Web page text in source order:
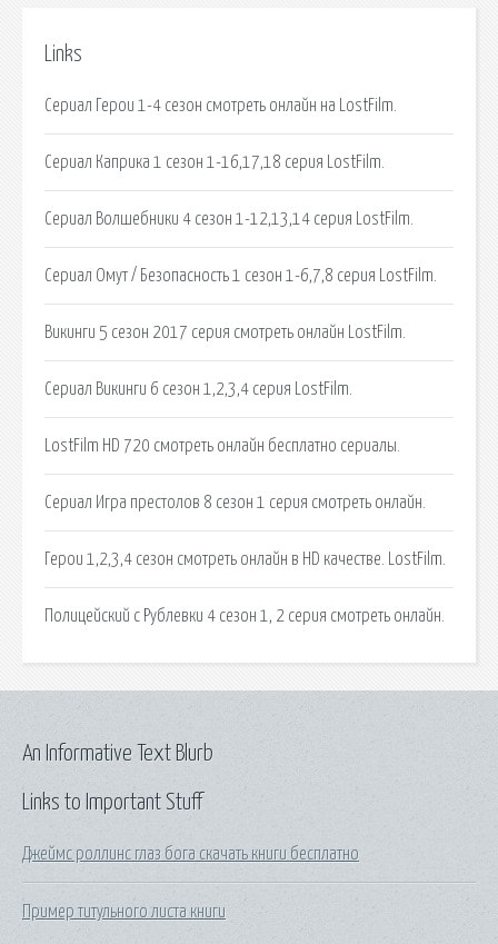
Links
Сериал Герои 1-4 сезон смотреть онлайн на LostFilm.
Сериал Каприка 1 сезон 1-16,17,18 серия LostFilm.
Сериал Волшебники 4 сезон 1-12,13,14 серия LostFilm.
Сериал Омут / Безопасность 1 сезон 1-6,7,8 серия LostFilm.
Викинги 5 сезон 2017 серия смотреть онлайн LostFilm.
Сериал Викинги 6 сезон 1,2,3,4 серия LostFilm.
LostFilm HD 720 смотреть онлайн бесплатно сериалы.
Сериал Игра престолов 8 сезон 1 серия смотреть онлайн.
Герои 1,2,3,4 сезон смотреть онлайн в HD качестве. LostFilm.
Полицейский с Рублевки 4 сезон 1, 2 серия смотреть онлайн.
Links to Important Stuff
Джеймс роллинс глаз бога скачать книги бесплатно
Пример титульного листа книги
An Informative Text Blurb